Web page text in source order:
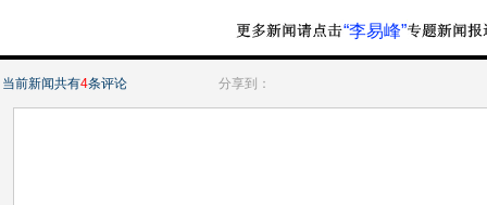
“李易峰”
当前新闻共有4条评论 分享到：